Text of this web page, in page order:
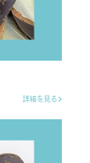
詳細を見る